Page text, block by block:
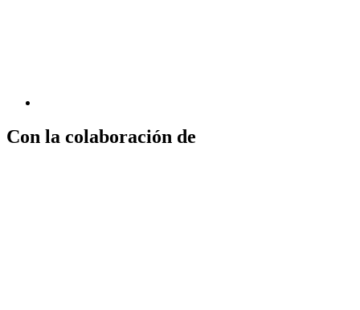
Con la colaboración de